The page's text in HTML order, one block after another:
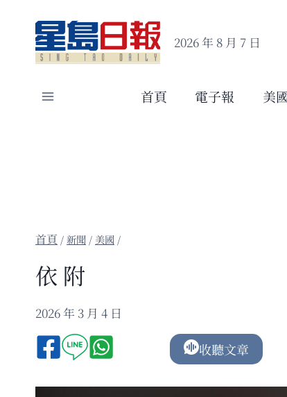
content
2026 年 8 月 7 日
首頁 電子報 美
/新聞 / 美國 /
依 附
2026 年 3 月 4 日
收聽文章